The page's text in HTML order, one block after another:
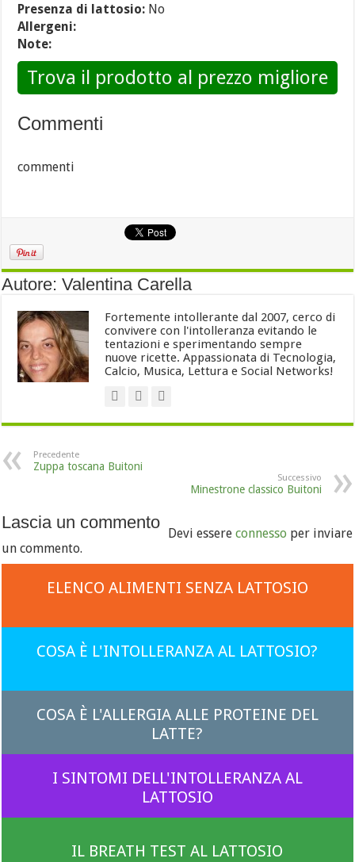
Presenza di lattosio: No
Allergeni:
Note:
Trova il prodotto al prezzo migliore
Commenti
commenti
Autore: Valentina Carella
Fortemente intollerante dal 2007, cerco di
convivere con l'intolleranza evitando le
tentazioni e sperimentando sempre
nuove ricette. Appassionata di Tecnologia,
Calcio, Musica, Lettura e Social Networks!
Precedente
Zuppa toscana Buitoni
Successivo
Minestrone classico Buitoni
Lascia un commento
Devi essereconnesso per inviare
un commento.
ELENCO ALIMENTI SENZA LATTOSIO
COSA È L'INTOLLERANZA AL LATTOSIO?
COSA È L'ALLERGIA ALLE PROTEINE DEL
LATTE?
I SINTOMI DELL'INTOLLERANZA AL
LATTOSIO
IL BREATH TEST AL LATTOSIO